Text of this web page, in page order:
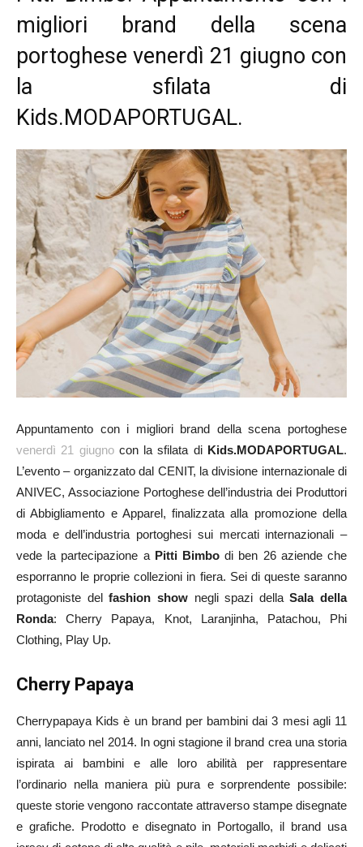
migliori brand della scena
portoghese venerdì 21 giugno con
la sfilata di
Kids.MODAPORTUGAL.
Appuntamento con i migliori brand della scena portoghese
venerdì 21 giugnocon la sfilata di Kids.MODAPORTUGAL.
L’evento – organizzato dal CENIT, la divisione internazionale di
ANIVEC, Associazione Portoghese dell’industria dei Produttori
di Abbigliamento e Apparel, finalizzata alla promozione della
moda e dell’industria portoghesi sui mercati internazionali –
vede la partecipazione a Pitti Bimbo di ben 26 aziende che
esporranno le proprie collezioni in fiera. Sei di queste saranno
protagoniste delfashion shownegli spazi dellaSala della
Ronda: Cherry Papaya, Knot, Laranjinha, Patachou, Phi
Clothing, Play Up.
Cherry Papaya
Cherrypapaya Kids è un brand per bambini dai 3 mesi agli 11
anni, lanciato nel 2014. In ogni stagione il brand crea una storia
ispirata ai bambini e alle loro abilità per rappresentare
l’ordinario nella maniera più pura e sorprendente possibile:
queste storie vengono raccontate attraverso stampe disegnate
e grafiche. Prodotto e disegnato in Portogallo, il brand usa